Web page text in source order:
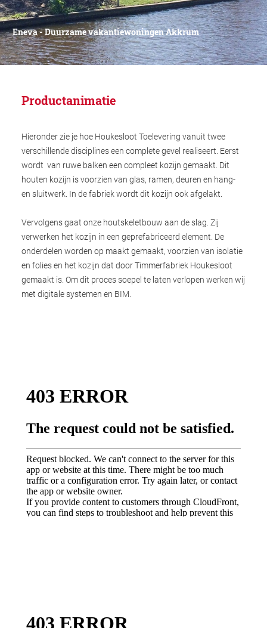
Eneva - Duurzame vakantiewoningen Akkrum
Productanimatie
Hieronder zie je hoe Houkesloot Toelevering vanuit twee
verschillende disciplines een complete gevel realiseert. Eerst
wordt van ruwe balken een compleet kozijn gemaakt. Dit
houten kozijn is voorzien van glas, ramen, deuren en hang-
en sluitwerk. In de fabriek wordt dit kozijn ook afgelakt.
Vervolgens gaat onze houtskeletbouw aan de slag. Zij
verwerken het kozijn in een geprefabriceerd element. De
onderdelen worden op maakt gemaakt, voorzien van isolatie
en folies en het kozijn dat door Timmerfabriek Houkesloot
gemaakt is. Om dit proces soepel te laten verlopen werken wij
met digitale systemen en BIM.